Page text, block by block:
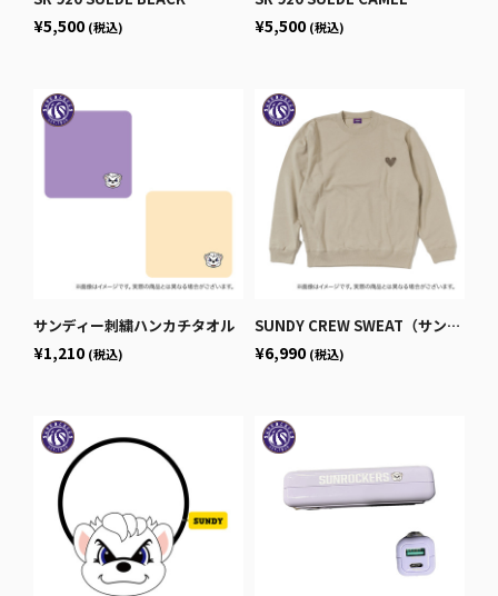
¥5,500 (税込) ¥5,500 (税込)
サンディー刺繍ハンカチタオル
¥1,210 (税込)
SUNDY CREW SWEAT（サンドベージュ）
¥6,990 (税込)